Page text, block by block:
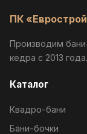
ПК
Производим
кедра с 2013 года.
Каталог
Квадро-бани
Бани-бочки